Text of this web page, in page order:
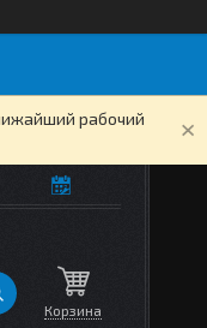
рабочий
Корзина